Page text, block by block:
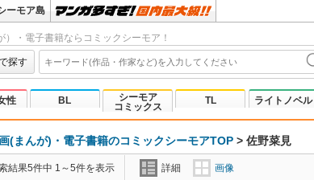
ーモア島
）・電子書籍ならコミックシーモア！
探す
性 BL
シーモア
コミックス
TL ライトノベル
(まんが)・電子書籍のコミックシーモアTOP > 佐野菜見
結果5件中 1～5件を表示 詳細 画像